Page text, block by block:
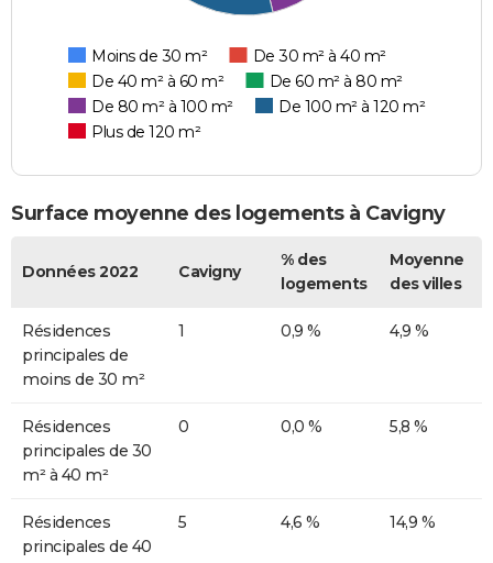
Moins de 30 m²
De 30 m² à 40 m²
De 40 m² à 60 m²
De 60 m² à 80 m²
De 80 m² à 100 m²
De 100 m² à 120 m²
Plus de 120 m²
Surface moyenne des logements à Cavigny
Données 2022 Cavigny
% des
logements
Moyenne
des villes
Résidences
principales de
moins de 30 m²
1 0,9 % 4,9 %
Résidences
principales de 30
m² à 40 m²
0 0,0 % 5,8 %
Résidences
principales de 40
5 4,6 % 14,9 %